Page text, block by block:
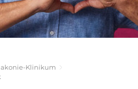
Medizinische
Informatik
Wirtschaftsinformatik
E-
ArbeitKlinikum